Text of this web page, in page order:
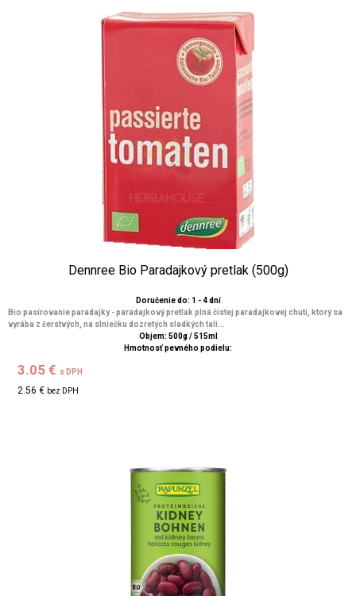
Dennree Bio Paradajkový pretlak (500g)
Doručenie do: 1 - 4 dní
Bio pasírovanie paradajky - paradajkový pretlak plná čistej paradajkovej chuti, ktorý sa
vyrába z čerstvých, na slniečku dozretých sladkých tali...
Objem: 500g / 515ml
Hmotnosť pevného podielu:
3.05 € s DPH
2.56 € bez DPH